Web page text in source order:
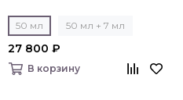
50 мл 50 мл + 7 мл
27 800 ₽
В корзину